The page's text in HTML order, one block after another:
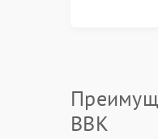
BBK